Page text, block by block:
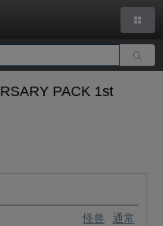
PACK 1st
怪兽 通常